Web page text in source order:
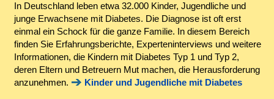
In Deutschland leben etwa 32.000 Kinder, Jugendliche und
junge Erwachsene mit Diabetes. Die Diagnose ist oft erst
einmal ein Schock für die ganze Familie. In diesem Bereich
finden Sie Erfahrungsberichte, Experteninterviews und weitere
Informationen, die Kindern mit Diabetes Typ 1 und Typ 2,
deren Eltern und Betreuern Mut machen, die Herausforderung
anzunehmen.
Kinder und Jugendliche mit Diabetes